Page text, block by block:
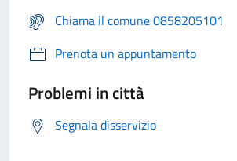
Chiama il comune 0858205101
Prenota un appuntamento
Problemi in città
Segnala disservizio